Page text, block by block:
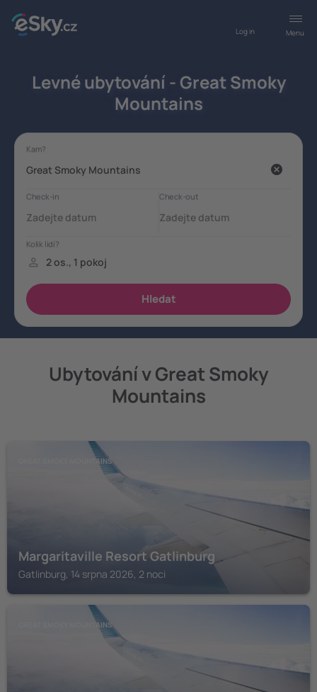
Menu
Log in
Levné ubytování - Great Smoky
Mountains
Ubytování v Great Smoky
Mountains
GREAT SMOKY MOUNTAINS
Margaritaville Resort Gatlinburg
Gatlinburg, 14 srpna 2026, 2 noci
GREAT SMOKY MOUNTAINS